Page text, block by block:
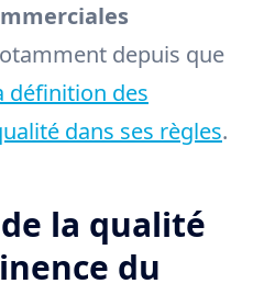
depuis que
définition des
dans ses règles.
la qualité
du